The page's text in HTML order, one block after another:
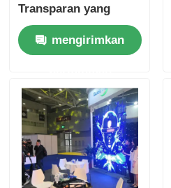
Transparan yang
Dapat Ditumpuk
untuk Ritelmengirimkan